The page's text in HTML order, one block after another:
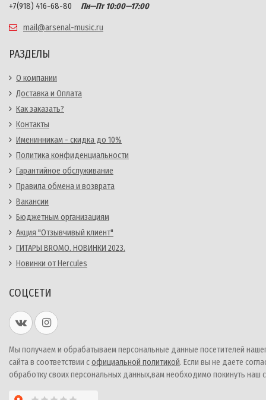
+7(918) 416-68-80
Пн—Пт 10:00—17:00
mail@arsenal-music.ru
РАЗДЕЛЫ
О компании
Доставка и Оплата
Как заказать?
Контакты
Именинникам - скидка до 10%
Политика конфиденциальности
Гарантийное обслуживание
Правила обмена и возврата
Вакансии
Бюджетным организациям
Акция "Отзывчивый клиент"
ГИТАРЫ BROMO. НОВИНКИ 2023.
Новинки от Hercules
СОЦСЕТИ
Мы получаем и обрабатываем персональные данные посетителей
сайта в соответствии софициальной политикой. Если вы не даете
обработку своих персональных данных,вам необходимо покинуть наш